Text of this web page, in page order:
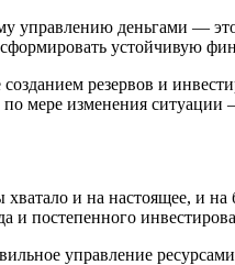
управлению деньгами —
устойчивую
резервов и
по мере изменения
хватало и на настоящее, и
и постепенного
управление